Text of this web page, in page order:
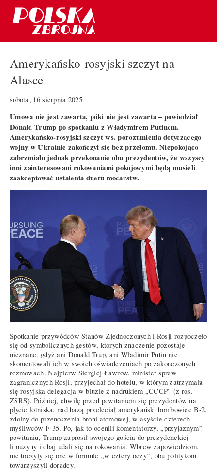
Amerykańsko-rosyjski szczyt na
Alasce
sobota, 16 sierpnia 2025
Umowa nie jest zawarta, póki nie jest zawarta – powiedział
Donald Trump po spotkaniu z Władymirem Putinem.
Amerykańsko-rosyjski szczyt ws. porozumienia dotyczącego
wojny w Ukrainie zakończył się bez przełomu. Niepokojąco
zabrzmiało jednak przekonanie obu prezydentów, że wszyscy
inni zainteresowani rokowaniami pokojowymi będą musieli
zaakceptować ustalenia duetu mocarstw.
Spotkanie przywódców Stanów Zjednoczonych i Rosji rozpoczęło
się od symbolicznych gestów, których znaczenie pozostaje
nieznane, gdyż ani Donald Trup, ani Władimir Putin nie
skomentowali ich w swoich oświadczeniach po zakończonych
rozmowach. Najpierw Siergiej Ławrow, minister spraw
zagranicznych Rosji, przyjechał do hotelu, w którym zatrzymała
się rosyjska delegacja w bluzie z nadrukiem „CCCP” (z ros.
ZSRS). Później, chwilę przed powitaniem się prezydentów na
płycie lotniska, nad bazą przeleciał amerykański bombowiec B-2,
zdolny do przenoszenia broni atomowej, w asyście czterech
myśliwców F-35. Po, jak to ocenili komentatorzy, „przyjaznym”
powitaniu, Trump zaprosił swojego gościa do prezydenckiej
limuzyny i obaj udali się na rokowania. Wbrew zapowiedziom,
nie toczyły się one w formule „w cztery oczy”, obu politykom
towarzyszyli doradcy.